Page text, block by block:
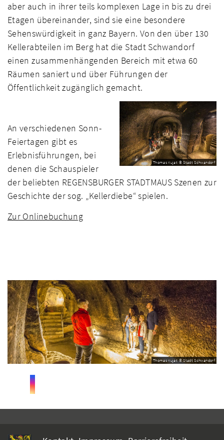
aber auch in ihrer teils komplexen Lage in bis zu drei
Etagen übereinander, sind sie eine besondere
Sehenswürdigkeit in ganz Bayern. Von den über 130
Kellerabteilen im Berg hat die Stadt Schwandorf
einen zusammenhängenden Bereich mit etwa 60
Räumen saniert und über Führungen der
Öffentlichkeit zugänglich gemacht.
Thomas Kujat © Stadt Schwandorf
An verschiedenen Sonn-
Feiertagen gibt es
Erlebnisführungen, bei
denen die Schauspieler
der beliebten REGENSBURGER STADTMAUS Szenen zur
Geschichte der sog. „Kellerdiebe“ spielen.
Zur Onlinebuchung
Thomas Kujat © Stadt Schwandorf